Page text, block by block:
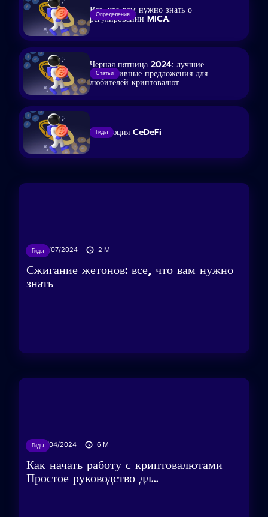
Определения
Все, что вам нужно знать о
регулировании MiCA.
Статьи
Черная пятница 2024: лучшие
эксклюзивные предложения для
любителей криптовалют
Гиды
Революция CeDeFi
Гиды02/07/2024 2 M
Сжигание жетонов: все, что вам нужно
знать
Гиды16/04/2024 6 M
Как начать работу с криптовалютами
Простое руководство дл...